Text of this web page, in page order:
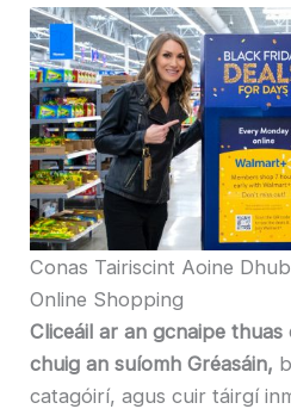
Conas Tairiscint Aoine
Online Shopping
Cliceáil ar an gcnaipe
chuig an suíomh Gréasáin,
catagóirí, agus cuir táirgí